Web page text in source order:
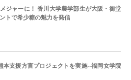
ジャーに！ 香川大学農学部生が大阪・御堂
トで希少糖の魅力を発信
本支援方言プロジェクトを実施--福岡女学院